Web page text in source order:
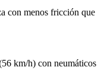
con menos fricción que
km/h) con neumáticos